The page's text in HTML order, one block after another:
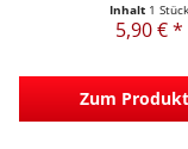
Inhalt 1 Stück
5,90 € *
Zum Produkt